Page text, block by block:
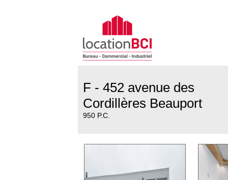
F - 452 avenue des
Cordillères Beauport
950 P.C.